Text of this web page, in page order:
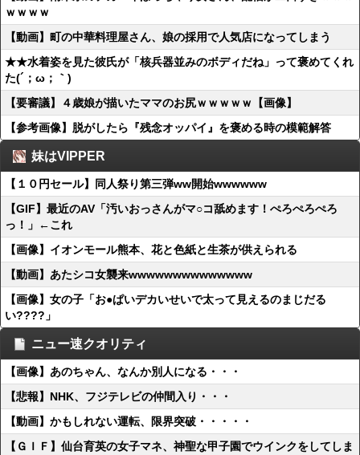
ｗｗｗｗ
【動画】町の中華料理屋さん、娘の採用で人気店になってしまう
★★水着姿を見た彼氏が「核兵器並みのボディだね」って褒めてくれ
た(´；ω；｀)
【要審議】４歳娘が描いたママのお尻ｗｗｗｗｗ【画像】
【参考画像】脱がしたら『残念オッパイ』を褒める時の模範解答
妹はVIPPER
【１０円セール】同人祭り第三弾ww開始wwwwww
【GIF】最近のAV「汚いおっさんがマ○コ舐めます！ぺろぺろぺろ
っ！」←これ
【画像】イオンモール熊本、花と色紙と生茶が供えられる
【動画】あたシコ女襲来wwwwwwwwwwwwww
【画像】女の子「お●ぱいデカいせいで太って見えるのまじだる
い????」
ニュー速クオリティ
【画像】あのちゃん、なんか別人になる・・・
【悲報】NHK、フジテレビの仲間入り・・・
【動画】かもしれない運転、限界突破・・・・・
【ＧＩＦ】仙台育英の女子マネ、神聖な甲子園でウインクをしてしま